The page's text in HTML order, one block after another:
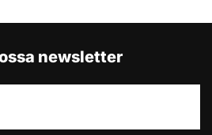
newsletter